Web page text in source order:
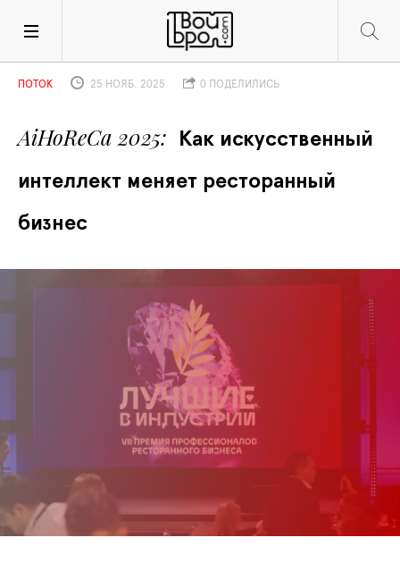
AiHoReCa 2025
Как искусственный
интеллект меняет ресторанный
бизнес
ПОТОК 25 НОЯБ. 2025 0 ПОДЕЛИЛИСЬ